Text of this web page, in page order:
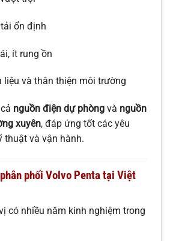
ổn định
ít rung ồn
liệu và thân thiện môi trường
nguồn điện dự phòng và nguồn
xuyên, đáp ứng tốt các yêu
thuật và vận hành.
phối Volvo Penta tại Việt
có nhiều năm kinh nghiệm trong